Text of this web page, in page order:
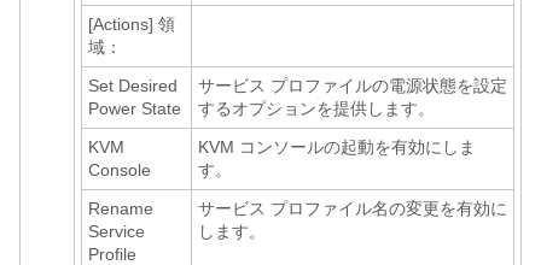
[Actions] 領
域：
Set Desired
Power State
サービス プロファイルの電源状態を設定
するオプションを提供します。
KVM
Console
KVM コンソールの起動を有効にしま
す。
Rename
Service
Profile
サービス プロファイル名の変更を有効に
します。